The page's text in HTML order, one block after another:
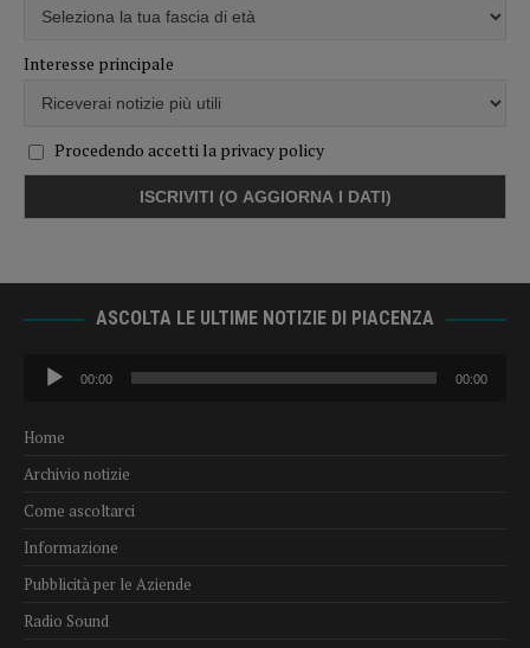
Interesse principale
Procedendo accetti la privacy policy
ASCOLTA LE ULTIME NOTIZIE DI PIACENZA
Audio
Player
00:00 00:00
Home
Archivio notizie
Come ascoltarci
Informazione
Pubblicità per le Aziende
Radio Sound